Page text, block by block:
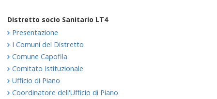
Distretto socio Sanitario LT4
Presentazione
I Comuni del Distretto
Comune Capofila
Comitato Istituzionale
Ufficio di Piano
Coordinatore dell'Ufficio di Piano